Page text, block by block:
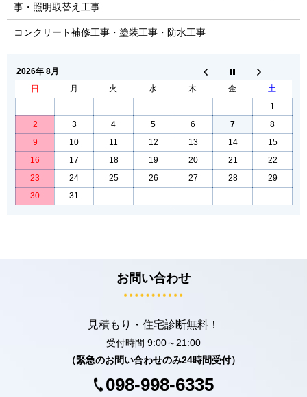
事・照明取替え工事
コンクリート補修工事・塗装工事・防水工事
2026年 8月
日
月 火 水 木 金
土
1
2
3 4 5 6 7
8
9
10 11 12 13 14
15
16
17 18 19 20 21
22
23
24 25 26 27 28
29
30
31
お問い合わせ
見積もり・住宅診断無料！
受付時間 9:00～21:00
（緊急のお問い合わせのみ24時間受付）
098-998-6335